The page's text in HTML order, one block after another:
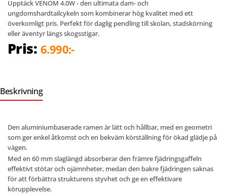
Upptäck VENOM 4.0W - den ultimata dam- och
ungdomshardtailcykeln som kombinerar hög kvalitet med ett
överkomligt pris. Perfekt för daglig pendling till skolan, stadskörning
eller äventyr längs skogsstigar.
Pris: 6.990:-
Beskrivning
Den aluminiumbaserade ramen är lätt och hållbar, med en geometri
som ger enkel åtkomst och en bekväm körställning för ökad glädje på
vägen.
Med en 60 mm slaglängd absorberar den främre fjädringsgaffeln
effektivt stötar och ojämnheter, medan den bakre fjädringen saknas
för att förbättra strukturens styvhet och ge en effektivare
körupplevelse.